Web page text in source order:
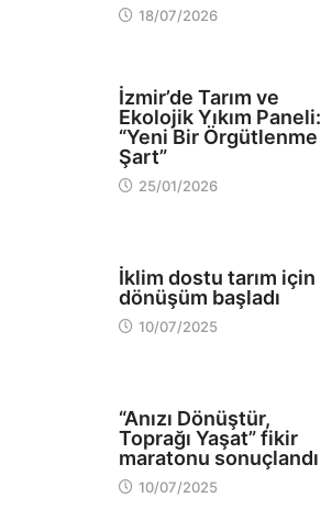
18/07/2026
İzmir’de Tarım ve
Ekolojik Yıkım Paneli:
“Yeni Bir Örgütlenme
Şart”
25/01/2026
İklim dostu tarım için
dönüşüm başladı
10/07/2025
“Anızı Dönüştür,
Toprağı Yaşat” fikir
maratonu sonuçlandı
10/07/2025